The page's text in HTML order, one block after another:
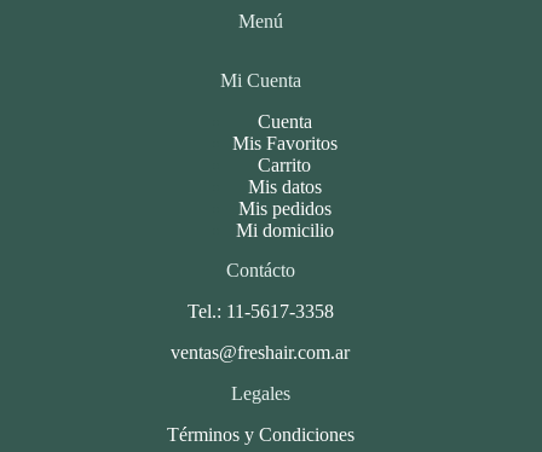
Menú
Mi Cuenta
Cuenta
Mis Favoritos
Carrito
Mis datos
Mis pedidos
Mi domicilio
Contácto
Tel.: 11-5617-3358
ventas@freshair.com.ar
Legales
Términos y Condiciones